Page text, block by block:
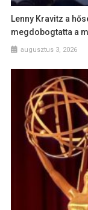
Lenny Kravitz a
megdobogtatta a
augusztus 3, 2026